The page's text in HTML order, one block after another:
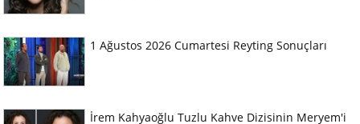
1 Ağustos 2026 Cumartesi Reyting Sonuçları
İrem Kahyaoğlu Tuzlu Kahve Dizisinin Meryem'i